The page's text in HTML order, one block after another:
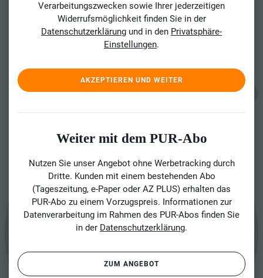
Verarbeitungszwecken sowie Ihrer jederzeitigen
Widerrufsmöglichkeit finden Sie in der
Datenschutzerklärung und in den Privatsphäre-
Einstellungen.
AKZEPTIEREN UND WEITER
Weiter mit dem PUR-Abo
Nutzen Sie unser Angebot ohne Werbetracking durch
Dritte. Kunden mit einem bestehenden Abo
(Tageszeitung, e-Paper oder AZ PLUS) erhalten das
PUR-Abo zu einem Vorzugspreis. Informationen zur
Datenverarbeitung im Rahmen des PUR-Abos finden Sie
in der Datenschutzerklärung.
ZUM ANGEBOT